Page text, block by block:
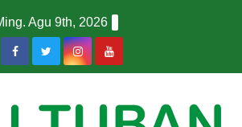
Agu 9th, 2026